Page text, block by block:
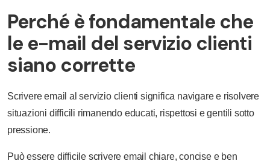
Perché è fondamentale che
le e-mail del servizio clienti
siano corrette
Scrivere email al servizio clienti significa navigare e risolvere
situazioni difficili rimanendo educati, rispettosi e gentili sotto
pressione.
Può essere difficile scrivere email chiare, concise e ben